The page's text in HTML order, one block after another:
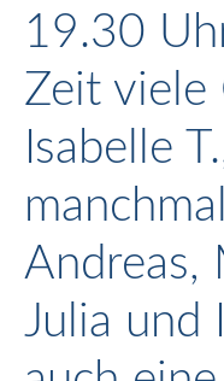
19.30
Zeit viele
Isabelle
Andreas,
Julia und